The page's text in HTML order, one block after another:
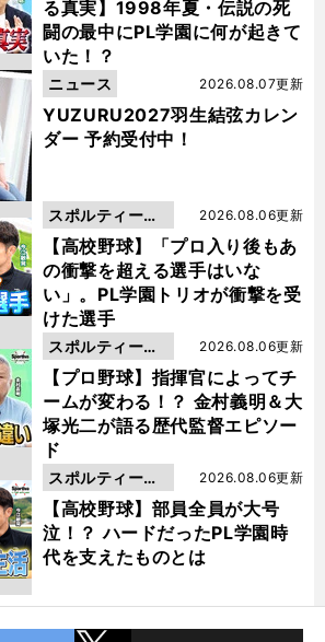
る真実】1998年夏・伝説の死
闘の最中にPL学園に何が起きて
いた！？
YUZURU2027羽生結弦カレン
ダー 予約受付中！
2026.08.07更新
ニュース
【高校野球】「プロ入り後もあ
の衝撃を超える選手はいな
い」。PL学園トリオが衝撃を受
けた選手
2026.08.06更新
スポルティーバ
動画
【プロ野球】指揮官によってチ
ームが変わる！？ 金村義明＆大
塚光二が語る歴代監督エピソー
ド
2026.08.06更新
スポルティーバ
動画
【高校野球】部員全員が大号
泣！？ ハードだったPL学園時
代を支えたものとは
2026.08.06更新
スポルティーバ
動画